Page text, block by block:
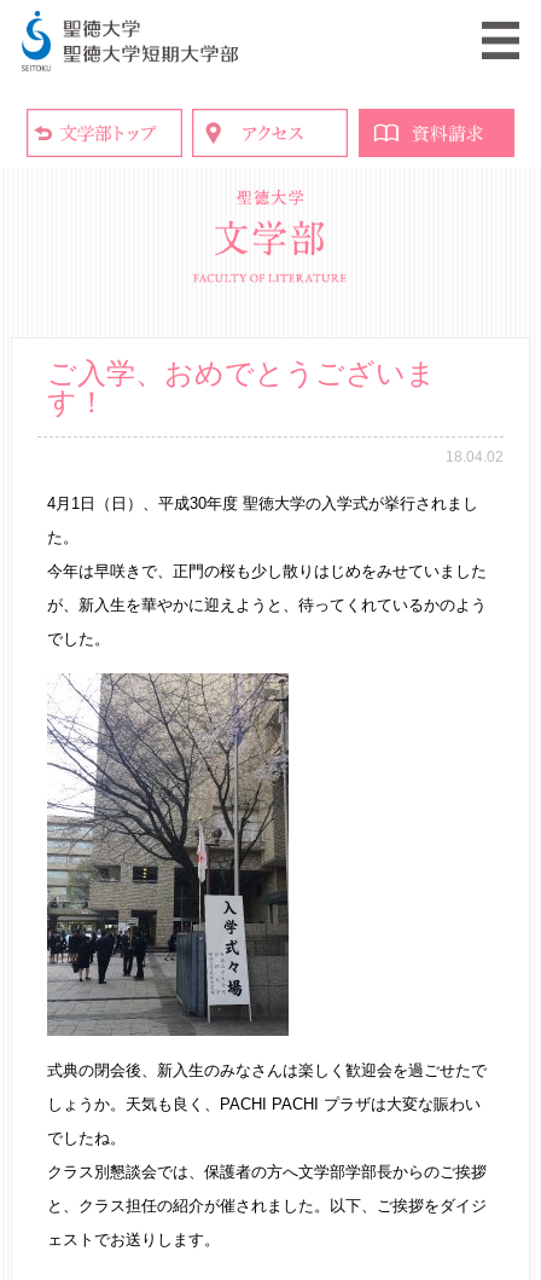
ご入学、おめでとうございま
す！
18.04.02
4月1日（日）、平成30年度 聖徳大学の入学式が挙行されまし
た。
今年は早咲きで、正門の桜も少し散りはじめをみせていました
が、新入生を華やかに迎えようと、待ってくれているかのよう
でした。
式典の閉会後、新入生のみなさんは楽しく歓迎会を過ごせたで
しょうか。天気も良く、PACHI PACHI プラザは大変な賑わい
でしたね。
クラス別懇談会では、保護者の方へ文学部学部長からのご挨拶
と、クラス担任の紹介が催されました。以下、ご挨拶をダイジ
ェストでお送りします。